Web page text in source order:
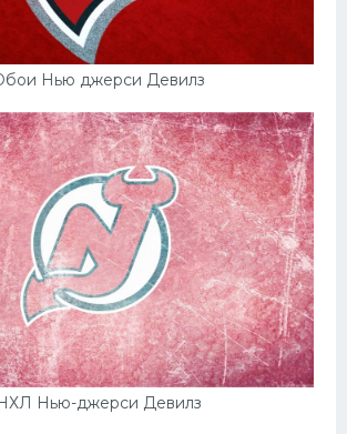
Нью джерси Девилз
Нью-джерси Девилз